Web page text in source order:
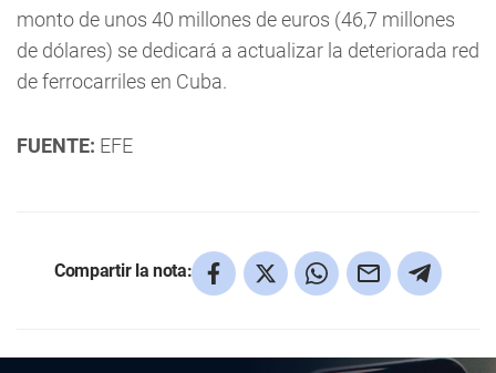
monto de unos 40 millones de euros (46,7 millones
de dólares) se dedicará a actualizar la deteriorada red
de ferrocarriles en Cuba.
FUENTE: EFE
Compartir la nota: